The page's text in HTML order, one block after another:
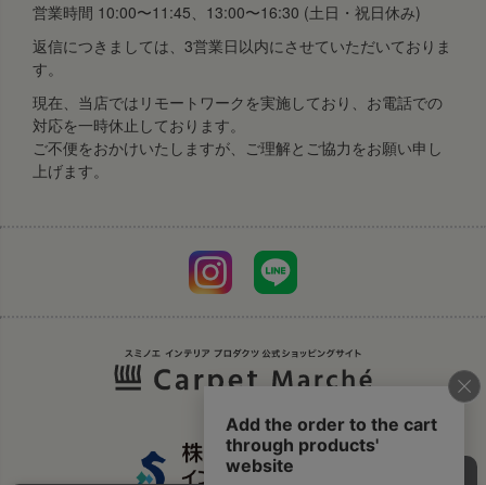
営業時間 10:00〜11:45、13:00〜16:30 (土日・祝日休み)
返信につきましては、3営業日以内にさせていただいておりま
す。
現在、当店ではリモートワークを実施しており、お電話での
対応を一時休止しております。
ご不便をおかけいたしますが、ご理解とご協力をお願い申し
上げます。